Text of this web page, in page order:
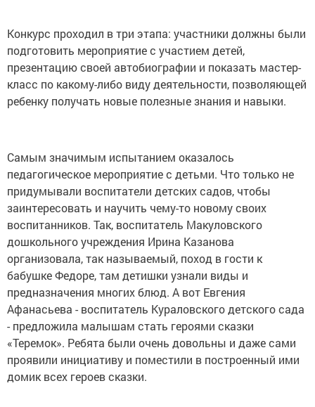
Конкурс проходил в три этапа: участники должны были
подготовить мероприятие с участием детей,
презентацию своей автобиографии и показать мастер-
класс по какому-либо виду деятельности, позволяющей
ребенку получать новые полезные знания и навыки.
Самым значимым испытанием оказалось
педагогическое мероприятие с детьми. Что только не
придумывали воспитатели детских садов, чтобы
заинтересовать и научить чему-то новому своих
воспитанников. Так, воспитатель Макуловского
дошкольного учреждения Ирина Казанова
организовала, так называемый, поход в гости к
бабушке Федоре, там детишки узнали виды и
предназначения многих блюд. А вот Евгения
Афанасьева - воспитатель Кураловского детского сада
- предложила малышам стать героями сказки
«Теремок». Ребята были очень довольны и даже сами
проявили инициативу и поместили в построенный ими
домик всех героев сказки.